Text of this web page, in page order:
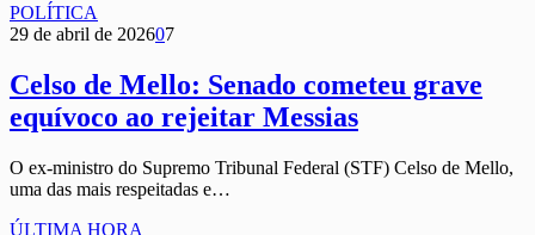
POLÍTICA
29 de abril de 202607
Celso de Mello: Senado cometeu grave
equívoco ao rejeitar Messias
O ex-ministro do Supremo Tribunal Federal (STF) Celso de Mello,
uma das mais respeitadas e…
ÚLTIMA HORA